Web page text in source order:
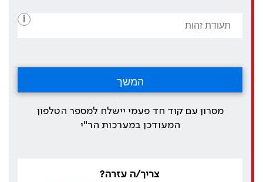
i
מסרון עם קוד חד פעמי יישלח למספר הטלפון
המעודכן במערכות הר"י
צריך/ה עזרה?